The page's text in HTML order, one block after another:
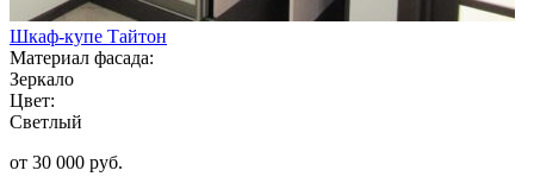
Шкаф-купе Тайтон
Материал фасада:
Зеркало
Цвет:
Светлый
от 30 000 руб.